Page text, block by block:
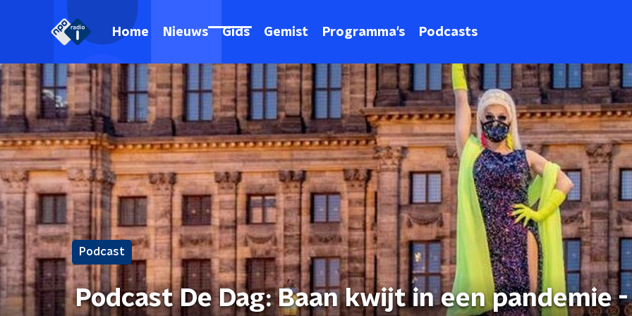
Home Nieuws Gids Gemist Programma's Podcasts
Podcast
Podcast De Dag: Baan kwijt in een pandemie